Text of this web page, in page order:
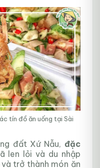
tín đồ ăn uống tại Sài
đất Xứ Nẫu, đặc
len lỏi và du nhập
trở thành món ăn